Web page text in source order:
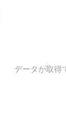
データが取得